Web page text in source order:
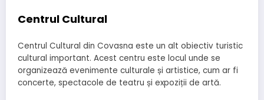
Centrul Cultural
Centrul Cultural din Covasna este un alt obiectiv turistic
cultural important. Acest centru este locul unde se
organizează evenimente culturale și artistice, cum ar fi
concerte, spectacole de teatru și expoziții de artă.